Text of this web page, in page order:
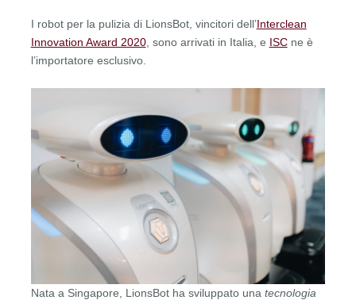
I robot per la pulizia di LionsBot, vincitori dell’Interclean
Innovation Award 2020, sono arrivati in Italia, e ISCne è
l’importatore esclusivo.
Nata a Singapore, LionsBot ha sviluppato una tecnologia